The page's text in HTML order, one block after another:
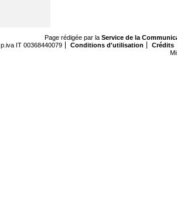
Page rédigée par la Service de la
p.iva IT 00368440079
Conditions d'utilisation
Crédits